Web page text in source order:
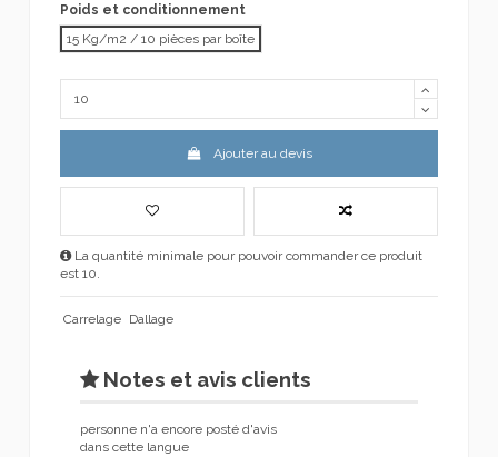
Poids et conditionnement
15 Kg/m2 / 10 pièces par boîte
Ajouter au devis
La quantité minimale pour pouvoir commander ce produit
est 10.
Carrelage Dallage
Notes et avis clients
personne n'a encore posté d'avis
dans cette langue